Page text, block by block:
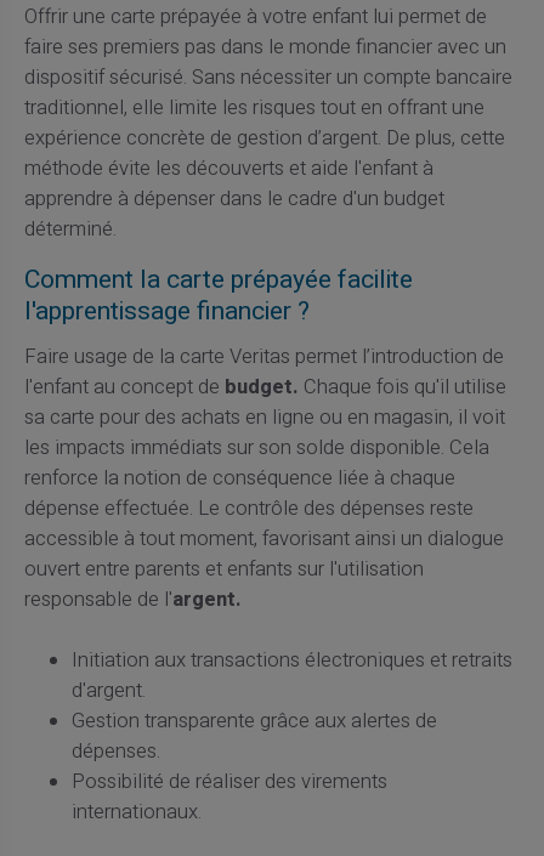
Offrir une carte prépayée à votre enfant lui permet de
faire ses premiers pas dans le monde financier avec un
dispositif sécurisé. Sans nécessiter un compte bancaire
traditionnel, elle limite les risques tout en offrant une
expérience concrète de gestion d’argent. De plus, cette
méthode évite les découverts et aide l'enfant à
apprendre à dépenser dans le cadre d'un budget
déterminé.
Comment la carte prépayée facilite
l'apprentissage financier ?
Faire usage de la carte Veritas permet l’introduction de
l'enfant au concept de budget. Chaque fois qu'il utilise
sa carte pour des achats en ligne ou en magasin, il voit
les impacts immédiats sur son solde disponible. Cela
renforce la notion de conséquence liée à chaque
dépense effectuée. Le contrôle des dépenses reste
accessible à tout moment, favorisant ainsi un dialogue
ouvert entre parents et enfants sur l'utilisation
responsable de l'argent.
Initiation aux transactions électroniques et retraits
d'argent.
Gestion transparente grâce aux alertes de
dépenses.
Possibilité de réaliser des virements
internationaux.